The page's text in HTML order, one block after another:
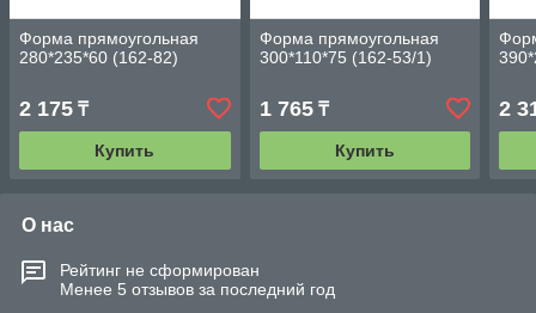
Форма прямоугольная
280*235*60 (162-82)
2 175 ₸
Купить
Форма прямоугольная
300*110*75 (162-53/1)
1 765₸
Купить
2
О нас
Рейтинг не сформирован
Менее 5 отзывов за последний год